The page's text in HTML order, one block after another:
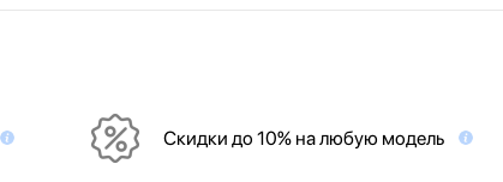
Скидки до 10% на любую модель